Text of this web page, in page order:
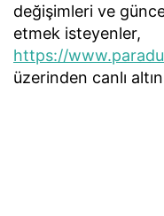
değişimleri ve
etmek isteyenler,
https://
üzerinden canlı